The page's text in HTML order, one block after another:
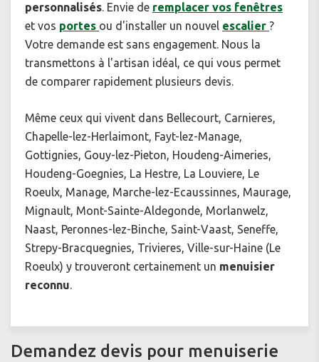
personnalisés. Envie de remplacer vos fenêtres
et vos portes ou d'installer un nouvel escalier ?
Votre demande est sans engagement. Nous la
transmettons à l'artisan idéal, ce qui vous permet
de comparer rapidement plusieurs devis.
Même ceux qui vivent dans Bellecourt, Carnieres,
Chapelle-lez-Herlaimont, Fayt-lez-Manage,
Gottignies, Gouy-lez-Pieton, Houdeng-Aimeries,
Houdeng-Goegnies, La Hestre, La Louviere, Le
Roeulx, Manage, Marche-lez-Ecaussinnes, Maurage,
Mignault, Mont-Sainte-Aldegonde, Morlanwelz,
Naast, Peronnes-lez-Binche, Saint-Vaast, Seneffe,
Strepy-Bracquegnies, Trivieres, Ville-sur-Haine (Le
Roeulx) y trouveront certainement un menuisier
reconnu.
Demandez devis pour menuiserie